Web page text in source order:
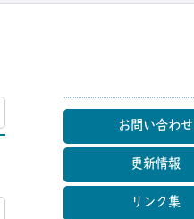
マップ
お問い合わせ
更新情報
リンク集